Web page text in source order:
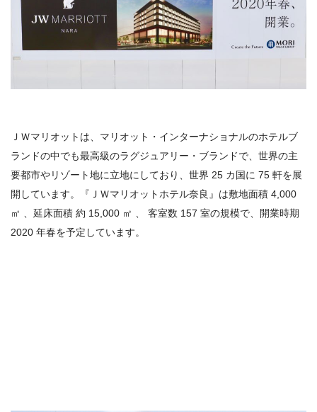
ＪＷマリオットは、マリオット・インターナショナルのホテルブ
ランドの中でも最高級のラグジュアリー・ブランドで、世界の主
要都市やリゾート地に立地にしており、世界 25 カ国に 75 軒を展
開しています。『ＪＷマリオットホテル奈良』は敷地面積 4,000
㎡ 、延床面積 約 15,000 ㎡ 、 客室数 157 室の規模で、開業時期
2020 年春を予定しています。